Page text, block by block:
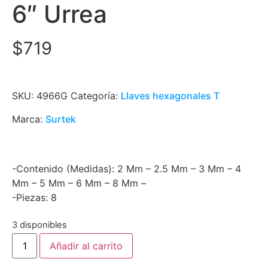
6″ Urrea
$719
SKU: 4966G Categoría: Llaves hexagonales T
Marca: Surtek
-Contenido (Medidas): 2 Mm – 2.5 Mm – 3 Mm – 4
Mm – 5 Mm – 6 Mm – 8 Mm –
-Piezas: 8
3 disponibles
Añadir al carrito